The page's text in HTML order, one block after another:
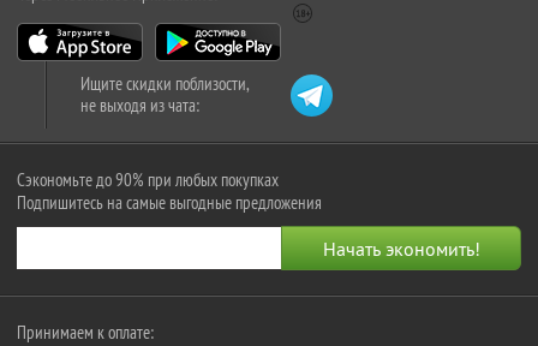
Ищите скидки поблизости,
не выходя из чата:
Сэкономьте до 90% при любых покупках
Подпишитесь на самые выгодные предложения
Принимаем к оплате: